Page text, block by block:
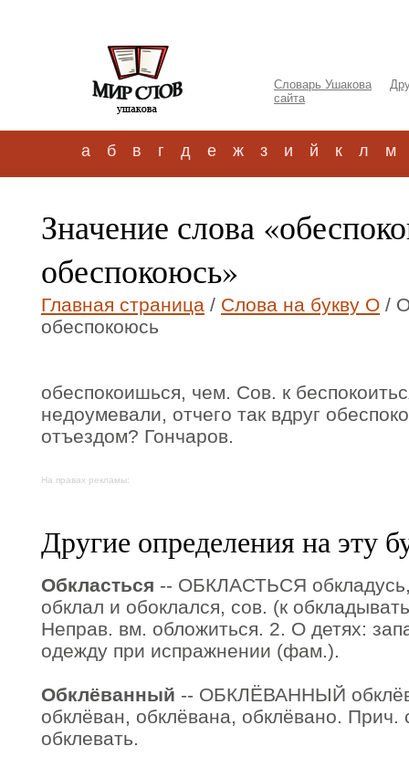
Словарь Ушакова
сайта
а б в г д е ж з и й к л м
Значение слова
обеспокоюсь»
Главная страница / Слова на букву О /
обеспокоюсь
обеспокоишься, чем. Сов. к
недоумевали, отчего так вдруг
отъездом? Гончаров.
На правах рекламы:
Другие определения на эту
Обкласться -- ОБКЛАСТЬСЯ
обклал и обоклался, сов. (к
Неправ. вм. обложиться. 2. О детях:
одежду при испражнении (фам.).
Обклёванный -- ОБКЛЁВАННЫЙ
обклёван, обклёвана, обклёвано. Прич.
обклевать.